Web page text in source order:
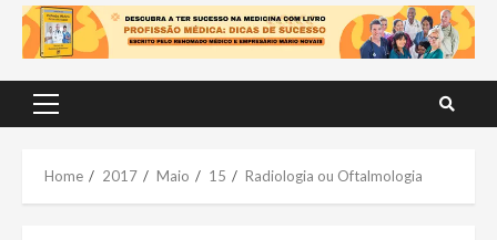
Primary
Home 2017 Maio 15 Radiologia ou Oftalmologia